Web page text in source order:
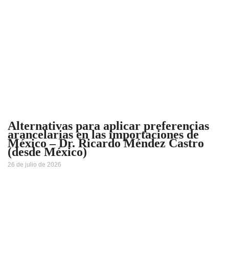
Alternativas para aplicar preferencias
arancelarias en las importaciones de
México – Dr. Ricardo Méndez Castro
(desde México)
26 de julio de 2026